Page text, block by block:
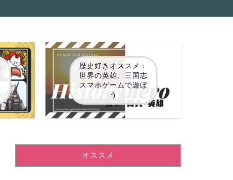
歴史好きオススメ：
世界の英雄、三国志
スマホゲームで遊ぼ
う
オススメ